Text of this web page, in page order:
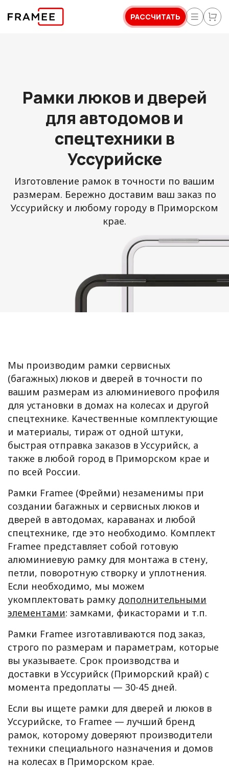
РАССЧИТАТЬ
Рамки люков и дверей
для автодомов и
спецтехники в
Уссурийске
Изготовление рамок в точности по вашим
размерам. Бережно доставим ваш заказ по
Уссурийску и любому городу в Приморском
крае.
Мы производим рамки сервисных
(багажных) люков и дверей в точности по
вашим размерам из алюминиевого профиля
для установки в домах на колесах и другой
спецтехнике. Качественные комплектующие
и материалы, тираж от одной штуки,
быстрая отправка заказов в Уссурийск, а
также в любой город в Приморском крае и
по всей России.
Рамки Framee (Фрейми) незаменимы при
создании багажных и сервисных люков и
дверей в автодомах, караванах и любой
спецтехнике, где это необходимо. Комплект
Framee представляет собой готовую
алюминиевую рамку для монтажа в стену,
петли, поворотную створку и уплотнения.
Если необходимо, мы можем
укомплектовать рамку дополнительными
элементами: замками, фикасторами и т.п.
Рамки Framee изготавливаются под заказ,
строго по размерам и параметрам, которые
вы указываете. Срок производства и
доставки в Уссурийск (Приморский край) с
момента предоплаты — 30-45 дней.
Если вы ищете рамки для дверей и люков в
Уссурийске, то Framee — лучший бренд
рамок, которому доверяют производители
техники специального назначения и домов
на колесах в Приморском крае.